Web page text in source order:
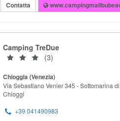
Contatta
Camping TreDue
(3)
Chioggia (Venezia)
Via Sebastiano Venier 345 - Sottomarina di
Chioggi
+39 041490983